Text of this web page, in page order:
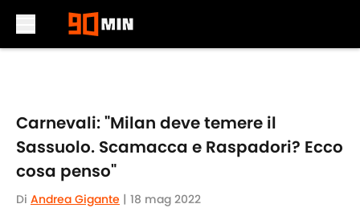
Carnevali: "Milan deve temere il
Sassuolo. Scamacca e Raspadori? Ecco
cosa penso"
Di Andrea Gigante | 18 mag 2022